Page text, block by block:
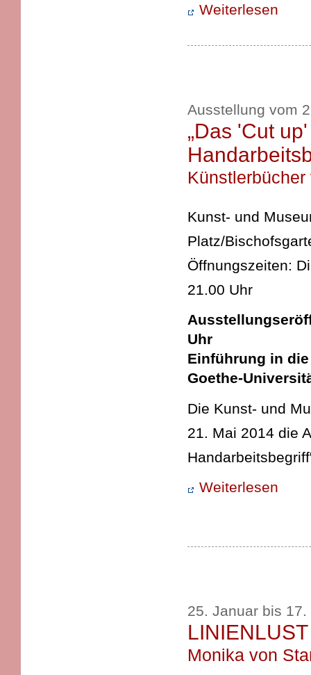
Weiterlesen
Ausstellung vom
„Das 'Cut
Kunst- und
Platz/
Öffnungszeiten:
21.00 Uhr
Uhr
Einführung in
Goethe-
Die Kunst- und
21. Mai 2014 die
Weiterlesen
25. Januar bis
LINIENLUST
Monika von